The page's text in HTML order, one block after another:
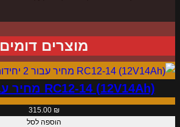
ה
ס
נ
ק
ל
מוצרים דומים
RC12-14 (12V14Ah) מחיר עבור 2 יחידות
315.00 ₪
הוספה לסל